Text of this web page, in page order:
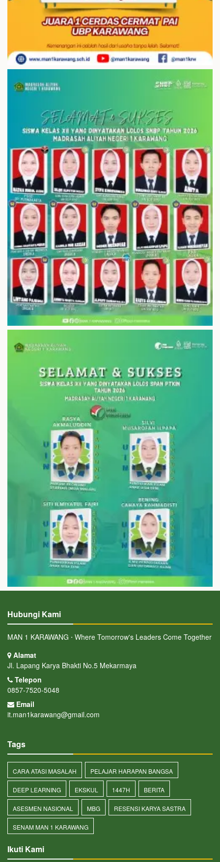
Hubungi Kami
MAN 1 KARAWANG ⋅ Where Tomorrow's Leaders Come Together
Alamat
Jl. Lapang Karya Bhakti No.5 Mekarmaya
Telepon
0857-7520-5048
Email
it.man1karawang@gmail.com
Tags
CARA ATASI MASALAH PELAJAR HARAPAN BANGSA
DEEP LEARNING EKSKUL 1447H BERITA
ASESMEN NASIONAL MBG RESENSI KARYA SASTRA
SENAM MAN 1 KARAWANG
Ikuti Kami